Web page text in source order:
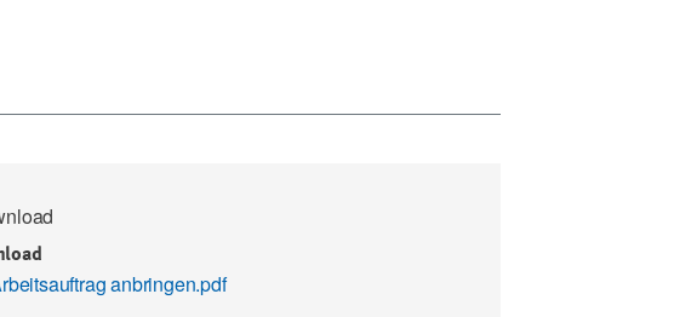
anbringen.pdf